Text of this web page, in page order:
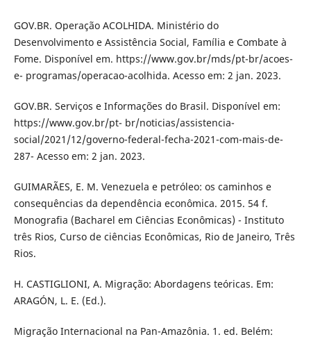
GOV.BR. Operação ACOLHIDA. Ministério do
Desenvolvimento e Assistência Social, Família e Combate à
Fome. Disponível em. https://www.gov.br/mds/pt-br/acoes-
e- programas/operacao-acolhida. Acesso em: 2 jan. 2023.
GOV.BR. Serviços e Informações do Brasil. Disponível em:
https://www.gov.br/pt- br/noticias/assistencia-
social/2021/12/governo-federal-fecha-2021-com-mais-de-
287- Acesso em: 2 jan. 2023.
GUIMARÃES, E. M. Venezuela e petróleo: os caminhos e
consequências da dependência econômica. 2015. 54 f.
Monografia (Bacharel em Ciências Econômicas) - Instituto
três Rios, Curso de ciências Econômicas, Rio de Janeiro, Três
Rios.
H. CASTIGLIONI, A. Migração: Abordagens teóricas. Em:
ARAGÓN, L. E. (Ed.).
Migração Internacional na Pan-Amazônia. 1. ed. Belém: